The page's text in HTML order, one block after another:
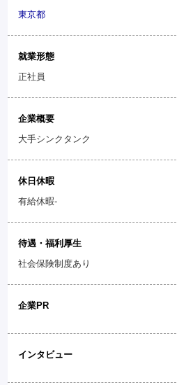
東京都
就業形態
正社員
企業概要
大手シンクタンク
休日休暇
有給休暇-
待遇・福利厚生
社会保険制度あり
企業PR
インタビュー